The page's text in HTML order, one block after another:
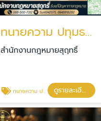
ทนายความ ปทุมธานี
สำนักงานกฎหมายสุฤทธิ์
ทนายความ ปทุมธานี ดูรายละเอียด